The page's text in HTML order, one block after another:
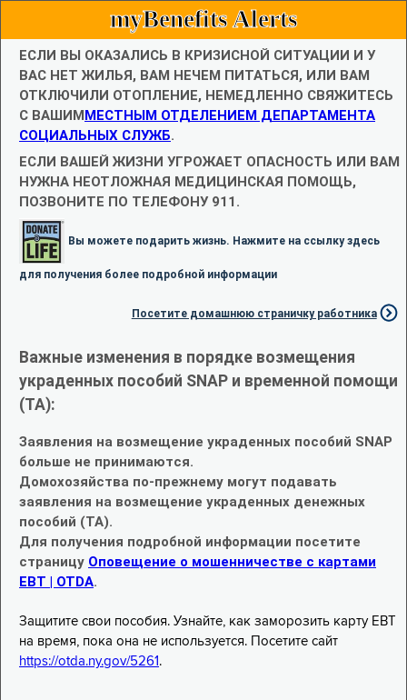
myBenefits Alerts
ЕСЛИ ВЫ ОКАЗАЛИСЬ В КРИЗИСНОЙ СИТУАЦИИ И У
ВАС НЕТ ЖИЛЬЯ, ВАМ НЕЧЕМ ПИТАТЬСЯ, ИЛИ ВАМ
ОТКЛЮЧИЛИ ОТОПЛЕНИЕ, НЕМЕДЛЕННО СВЯЖИТЕСЬ
С ВАШИММЕСТНЫМ ОТДЕЛЕНИЕМ ДЕПАРТАМЕНТА
СОЦИАЛЬНЫХ СЛУЖБ.
ЕСЛИ ВАШЕЙ ЖИЗНИ УГРОЖАЕТ ОПАСНОСТЬ ИЛИ ВАМ
НУЖНА НЕОТЛОЖНАЯ МЕДИЦИНСКАЯ ПОМОЩЬ,
ПОЗВОНИТЕ ПО ТЕЛЕФОНУ 911.
Вы можете подарить жизнь. Нажмите на ссылку здесь
для получения более подробной информации
Посетите домашнюю страничку работника
Важные изменения в порядке возмещения
украденных пособий SNAP и временной помощи
(TA):
Заявления на возмещение украденных пособий SNAP
больше не принимаются.
Домохозяйства по-прежнему могут подавать
заявления на возмещение украденных денежных
пособий (TA).
Для получения подробной информации посетите
страницу Оповещение о мошенничестве с картами
EBT | OTDA.
Защитите свои пособия. Узнайте, как заморозить карту EBT
на время, пока она не используется. Посетите сайт
https://otda.ny.gov/5261 .